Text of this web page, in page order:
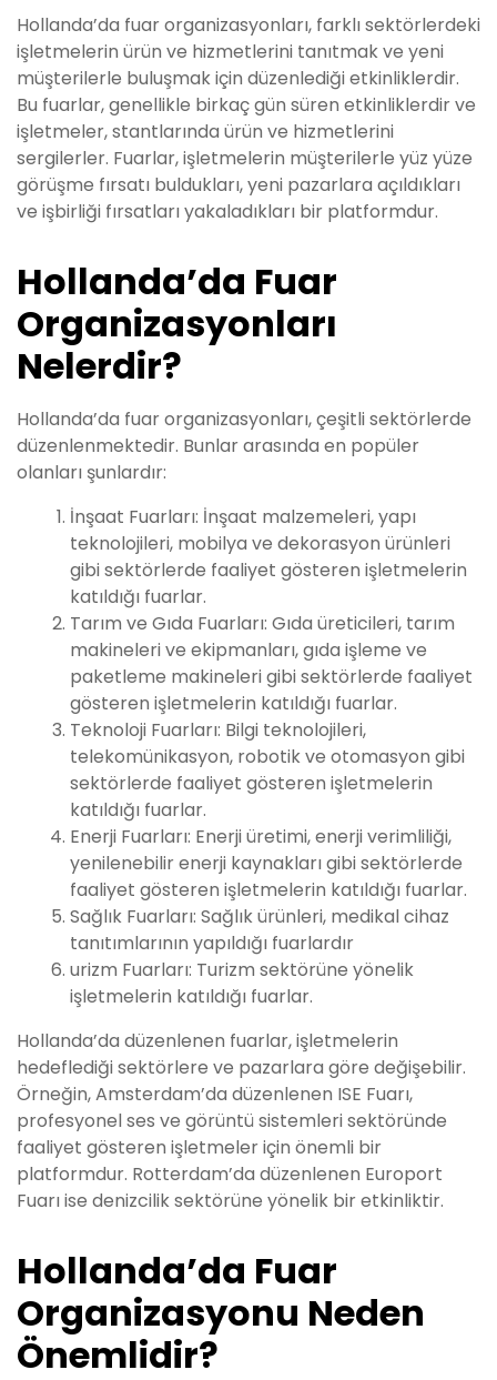
Hollanda’da fuar organizasyonları, farklı sektörlerdeki
işletmelerin ürün ve hizmetlerini tanıtmak ve yeni
müşterilerle buluşmak için düzenlediği etkinliklerdir.
Bu fuarlar, genellikle birkaç gün süren etkinliklerdir ve
işletmeler, stantlarında ürün ve hizmetlerini
sergilerler. Fuarlar, işletmelerin müşterilerle yüz yüze
görüşme fırsatı buldukları, yeni pazarlara açıldıkları
ve işbirliği fırsatları yakaladıkları bir platformdur.
Hollanda’da Fuar
Organizasyonları
Nelerdir?
Hollanda’da fuar organizasyonları, çeşitli sektörlerde
düzenlenmektedir. Bunlar arasında en popüler
olanları şunlardır:
İnşaat Fuarları: İnşaat malzemeleri, yapı
teknolojileri, mobilya ve dekorasyon ürünleri
gibi sektörlerde faaliyet gösteren işletmelerin
katıldığı fuarlar.
Tarım ve Gıda Fuarları: Gıda üreticileri, tarım
makineleri ve ekipmanları, gıda işleme ve
paketleme makineleri gibi sektörlerde faaliyet
gösteren işletmelerin katıldığı fuarlar.
Teknoloji Fuarları: Bilgi teknolojileri,
telekomünikasyon, robotik ve otomasyon gibi
sektörlerde faaliyet gösteren işletmelerin
katıldığı fuarlar.
Enerji Fuarları: Enerji üretimi, enerji verimliliği,
yenilenebilir enerji kaynakları gibi sektörlerde
faaliyet gösteren işletmelerin katıldığı fuarlar.
Sağlık Fuarları: Sağlık ürünleri, medikal cihaz
tanıtımlarının yapıldığı fuarlardır
urizm Fuarları: Turizm sektörüne yönelik
işletmelerin katıldığı fuarlar.
Hollanda’da düzenlenen fuarlar, işletmelerin
hedeflediği sektörlere ve pazarlara göre değişebilir.
Örneğin, Amsterdam’da düzenlenen ISE Fuarı,
profesyonel ses ve görüntü sistemleri sektöründe
faaliyet gösteren işletmeler için önemli bir
platformdur. Rotterdam’da düzenlenen Europort
Fuarı ise denizcilik sektörüne yönelik bir etkinliktir.
Hollanda’da Fuar
Organizasyonu Neden
Önemlidir?